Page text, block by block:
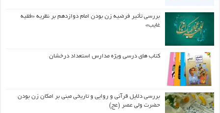
بررسی تأثیر فرضیه زن بودن امام دوازدهم بر نظریه «فقیه
غایب»
کتاب های درسی ویژه مدارس استعداد درخشان
بررسی دلایل قرآنی و روایی و تاریخی مبنی بر امکان زن بودن
حضرت ولی عصر (عج)